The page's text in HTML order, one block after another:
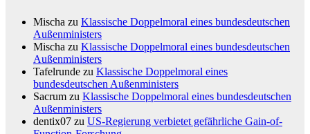
Mischa zu Klassische Doppelmoral eines bundesdeutschen
Außenministers
Mischa zu Klassische Doppelmoral eines bundesdeutschen
Außenministers
Tafelrunde zu Klassische Doppelmoral eines
bundesdeutschen Außenministers
Sacrum zu Klassische Doppelmoral eines bundesdeutschen
Außenministers
dentix07 zu US-Regierung verbietet gefährliche Gain-of-